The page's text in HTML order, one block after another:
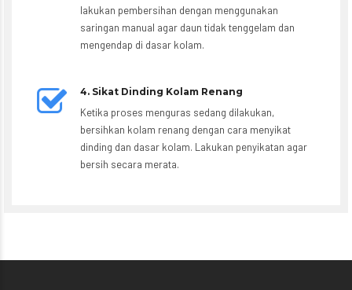
lakukan pembersihan dengan menggunakan
saringan manual agar daun tidak tenggelam dan
mengendap di dasar kolam.
4. Sikat Dinding Kolam Renang
Ketika proses menguras sedang dilakukan,
bersihkan kolam renang dengan cara menyikat
dinding dan dasar kolam. Lakukan penyikatan agar
bersih secara merata.